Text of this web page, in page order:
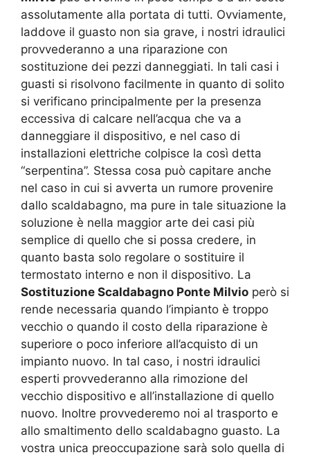
assolutamente alla portata di tutti. Ovviamente,
laddove il guasto non sia grave, i nostri idraulici
provvederanno a una riparazione con
sostituzione dei pezzi danneggiati. In tali casi i
guasti si risolvono facilmente in quanto di solito
si verificano principalmente per la presenza
eccessiva di calcare nell’acqua che va a
danneggiare il dispositivo, e nel caso di
installazioni elettriche colpisce la così detta
“serpentina”. Stessa cosa può capitare anche
nel caso in cui si avverta un rumore provenire
dallo scaldabagno, ma pure in tale situazione la
soluzione è nella maggior arte dei casi più
semplice di quello che si possa credere, in
quanto basta solo regolare o sostituire il
termostato interno e non il dispositivo. La
Sostituzione Scaldabagno Ponte Milvio però si
rende necessaria quando l’impianto è troppo
vecchio o quando il costo della riparazione è
superiore o poco inferiore all’acquisto di un
impianto nuovo. In tal caso, i nostri idraulici
esperti provvederanno alla rimozione del
vecchio dispositivo e all’installazione di quello
nuovo. Inoltre provvederemo noi al trasporto e
allo smaltimento dello scaldabagno guasto. La
vostra unica preoccupazione sarà solo quella di